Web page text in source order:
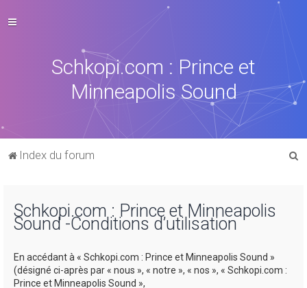
Schkopi.com : Prince et
Minneapolis Sound
Index du forum
Schkopi.com : Prince et Minneapolis
Sound -Conditions d’utilisation
En accédant à « Schkopi.com : Prince et Minneapolis Sound »
(désigné ci-après par « nous », « notre », « nos », « Schkopi.com :
Prince et Minneapolis Sound »,